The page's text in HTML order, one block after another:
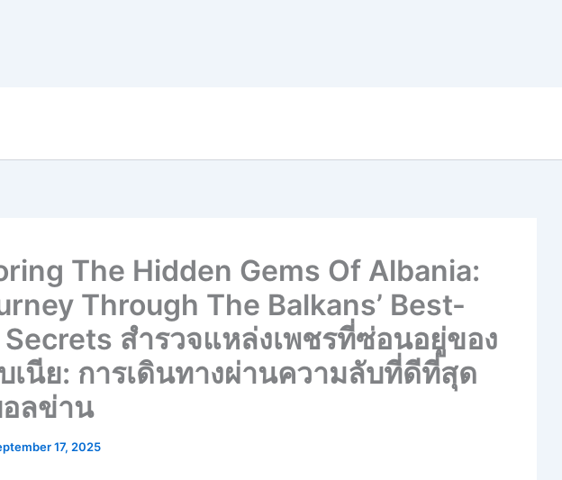
The Hidden Gems Of Albania:
Through The Balkans’ Best-
สำรวจแหล่งเพชรที่ซ่อนอยู่ของ
เนีย: การเดินทางผ่านความลับที่ดีที่สุด
ลข่าน
17, 2025